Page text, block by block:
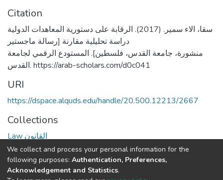
Citation
سقا، الاء سمير. (2017). الرقابة على دستورية المعاهدات الدولية
دراسة تحليلية مقارنة [رسالة ماجستير
منشورة، جامعة القدس، فلسطين]. المستودع الرقمي لجامعة
القدس. https://arab-scholars.com/d0c041
URI
https://dspace.alquds.edu/handle/20.500.12213/2667
Collections
Law القانون
Full item page
We collect and process your personal information for the
following purposes: Authentication, Preferences,
Acknowledgement and Statistics.